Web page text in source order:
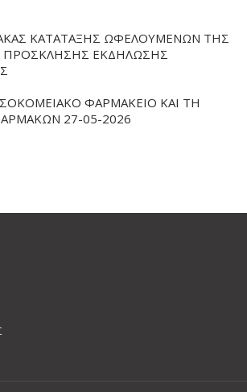
ΚΑΤΑΤΑΞΗΣ ΩΦΕΛΟΥΜΕΝΩΝ ΤΗΣ
ΠΡΟΣΚΛΗΣΗΣ ΕΚΔΗΛΩΣΗΣ
ΦΑΡΜΑΚΕΙΟ ΚΑΙ ΤΗ
27-05-2026